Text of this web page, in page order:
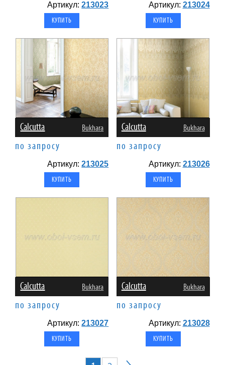
Артикул:213023 Артикул: 213024
Calcutta Bukhara
по запросу
Артикул:213025
Calcutta Bukhara
по запросу
Артикул: 213026
Calcutta Bukhara
по запросу
Артикул:213027
Calcutta Bukhara
по запросу
Артикул: 213028